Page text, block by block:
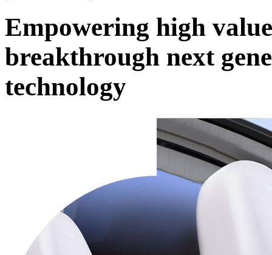
Empowering high
breakthrough next
technology